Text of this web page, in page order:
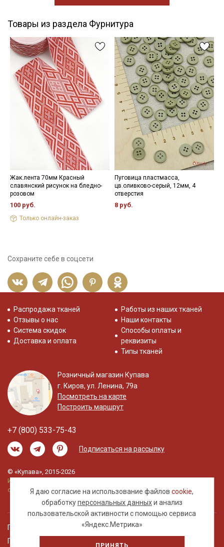
Товары из раздела Фурнитура
Жак.лента 70мм Красный
славянский рисунок на бледно-
розовом
100 руб.
Только онлайн-заказ
Пуговица пластмасса,
цв.оливково-серый, 12мм, 4
отверстия
8 руб.
Сохраните себе в соцсети
Я даю согласие на использование файловcookie,
обработкуперсональных данныхи анализ
пользовательской активности с помощью сервиса
«Яндекс.Метрика»
ПРИНЯТЬ
Распродажа тканей
Отзывы о нас
Система скидок
Доставка и оплата
Работы из наших тканей
Наши контакты
Способы оплаты и
реквизиты
Типы тканей
Розничный магазин Купава
г. Киров, ул. Ленина, 79а
Посмотреть на карте
Построить маршрут
+7 (800) 533-75-43
Подписаться на рассылку
© «Купава», 2015-2026
Информация на сайте не является публичной
офертой.
Правовая информация
Политика обработки персональных данных